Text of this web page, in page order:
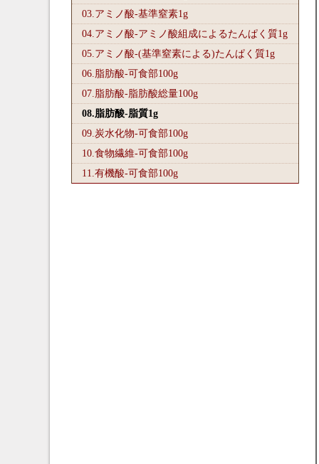
03.アミノ酸-基準窒素1g
04.アミノ酸-アミノ酸組成によるたんぱく質1g
05.アミノ酸-(基準窒素による)たんぱく質1g
06.脂肪酸-可食部100g
07.脂肪酸-脂肪酸総量100g
08.脂肪酸-脂質1g
09.炭水化物-可食部100g
10.食物繊維-可食部100g
11.有機酸-可食部100g